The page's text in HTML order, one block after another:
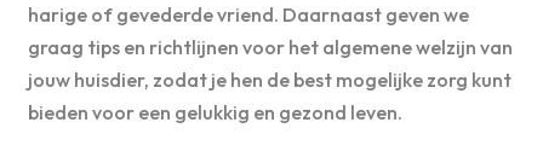
harige of gevederde vriend. Daarnaast geven we
graag tips en richtlijnen voor het algemene welzijn van
jouw huisdier, zodat je hen de best mogelijke zorg kunt
bieden voor een gelukkig en gezond leven.